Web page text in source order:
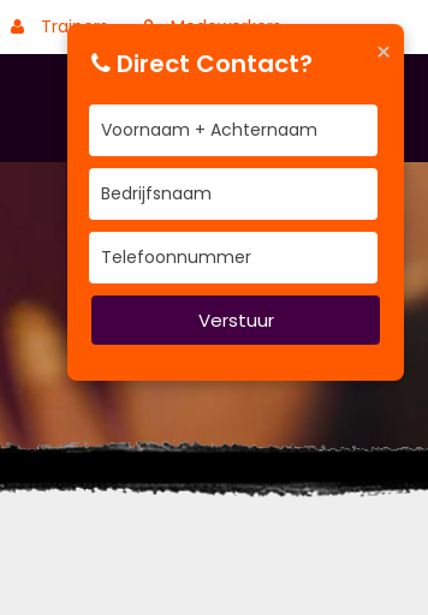
Trainers Medewerkers
×
Direct Contact?
Verstuur